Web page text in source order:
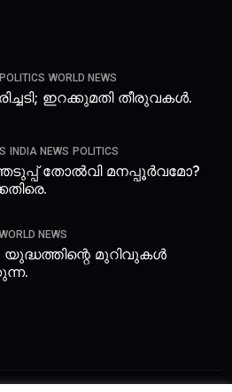
POLITICS WORLD NEWS
ഇറക്കുമതി തീരുവകൾ.
INDIA NEWS POLITICS
തോൽവി മനപ്പൂർവമോ?
WORLD NEWS
യുദ്ധത്തിന്റെ മുറിവുകൾ